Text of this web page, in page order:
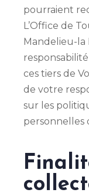
pourraient
L’Office de
Mandelieu-
ces tiers de
de votre
sur les
personnelles